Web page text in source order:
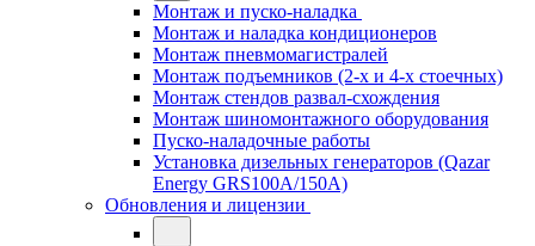
Монтаж и пуско-наладка
Монтаж и наладка кондиционеров
Монтаж пневмомагистралей
Монтаж подъемников (2-х и 4-х стоечных)
Монтаж стендов развал-схождения
Монтаж шиномонтажного оборудования
Пуско-наладочные работы
Установка дизельных генераторов (Qazar
Energy GRS100A/150A)
Обновления и лицензии